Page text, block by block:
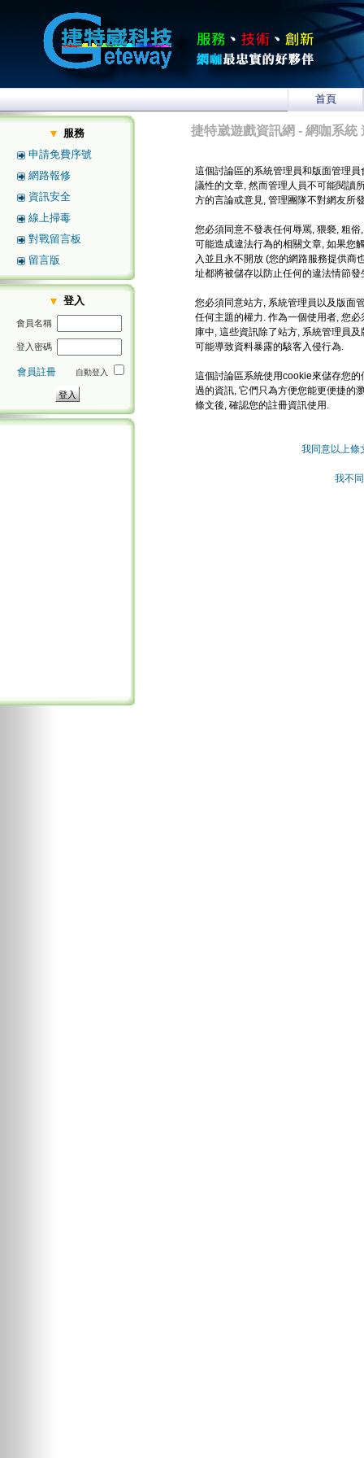
首頁
服務
申請免費序號
網路報修
資訊安全
線上掃毒
對戰留言板
留言版
登入
會員名稱
登入密碼
會員註冊 自動登入
捷特崴遊戲資訊網 - 網咖系統
這個討論區的系統管理員和版面管理
議性的文章, 然而管理人員不可能閱讀
方的言論或意見, 管理團隊不對網友所
您必須同意不發表任何辱罵, 猥褻, 粗
可能造成違法行為的相關文章, 如果您
入並且永不開放 (您的網路服務提供商
址都將被儲存以防止任何的違法情節發
您必須同意站方, 系統管理員以及版面
任何主題的權力. 作為一個使用者, 您
庫中, 這些資訊除了站方, 系統管理員
可能導致資料暴露的駭客入侵行為.
這個討論區系統使用cookie來儲存您
過的資訊, 它們只為方便您能更便捷的
條文後, 確認您的註冊資訊使用.
我同意以上條
我不